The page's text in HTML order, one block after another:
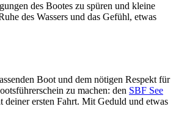
des Bootes zu spüren und kleine
des Wassers und das Gefühl, etwas
Boot und dem nötigen Respekt für
zu machen: den SBF See
deiner ersten Fahrt. Mit Geduld und etwas